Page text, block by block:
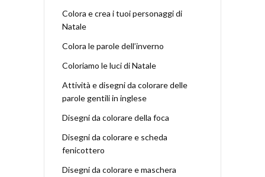
Colora e crea i tuoi personaggi di
Natale
Colora le parole dell’inverno
Coloriamo le luci di Natale
Attività e disegni da colorare delle
parole gentili in inglese
Disegni da colorare della foca
Disegni da colorare e scheda
fenicottero
Disegni da colorare e maschera